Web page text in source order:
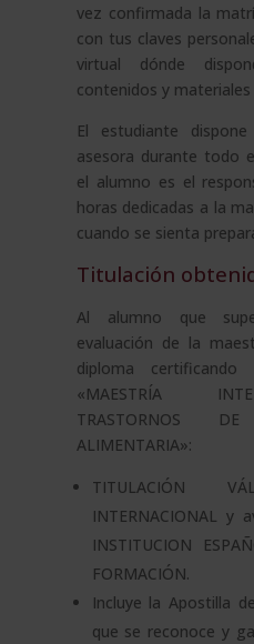
vez confirmada la
con tus claves
virtual dónde
contenidos y
El estudiante
asesora durante todo
el alumno es el
horas dedicadas a la
cuando se sienta
Titulación
Al alumno que
evaluación de la
diploma
«MAESTRÍA
TRASTORNOS
ALIMENTARIA»:
TITULACIÓN
INTERNACIONAL y
INSTITUCION
FORMACIÓN.
Incluye la Apostilla
que se reconoce y